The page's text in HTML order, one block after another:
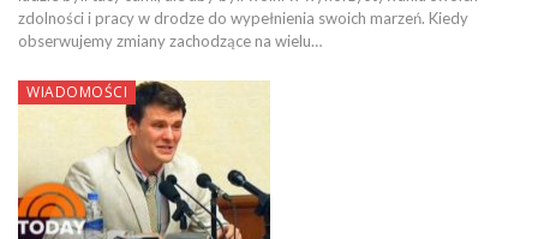
zdolności i pracy w drodze do wypełnienia swoich marzeń. Kiedy
obserwujemy zmiany zachodzące na wielu…
WIADOMOŚCI